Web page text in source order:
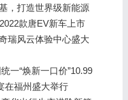
，打造世界级新能源
款唐EV新车上市
瑞风云体验中心盛大
一“焕新一口价”10.99
在福州盛大举行